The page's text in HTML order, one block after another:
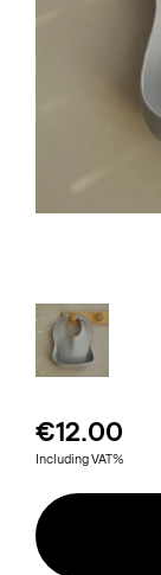
€12.00
Including VAT%